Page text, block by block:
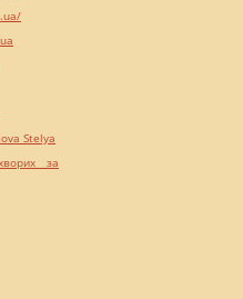
Stelya
за